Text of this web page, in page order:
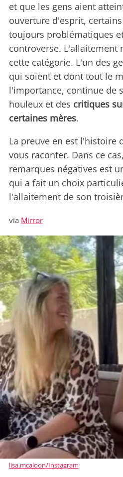
et que les gens aient
ouverture d'esprit,
toujours problématiques
controverse. L'allaitement
cette catégorie. L'un des
qui soient et dont tout le
l'importance, continue de
houleux et des critiques
certaines mères.
La preuve en est l'histoire
vous raconter. Dans ce
remarques négatives est
qui a fait un choix
l'allaitement de son
via Mirror
lisa.mcaloon/Instagram